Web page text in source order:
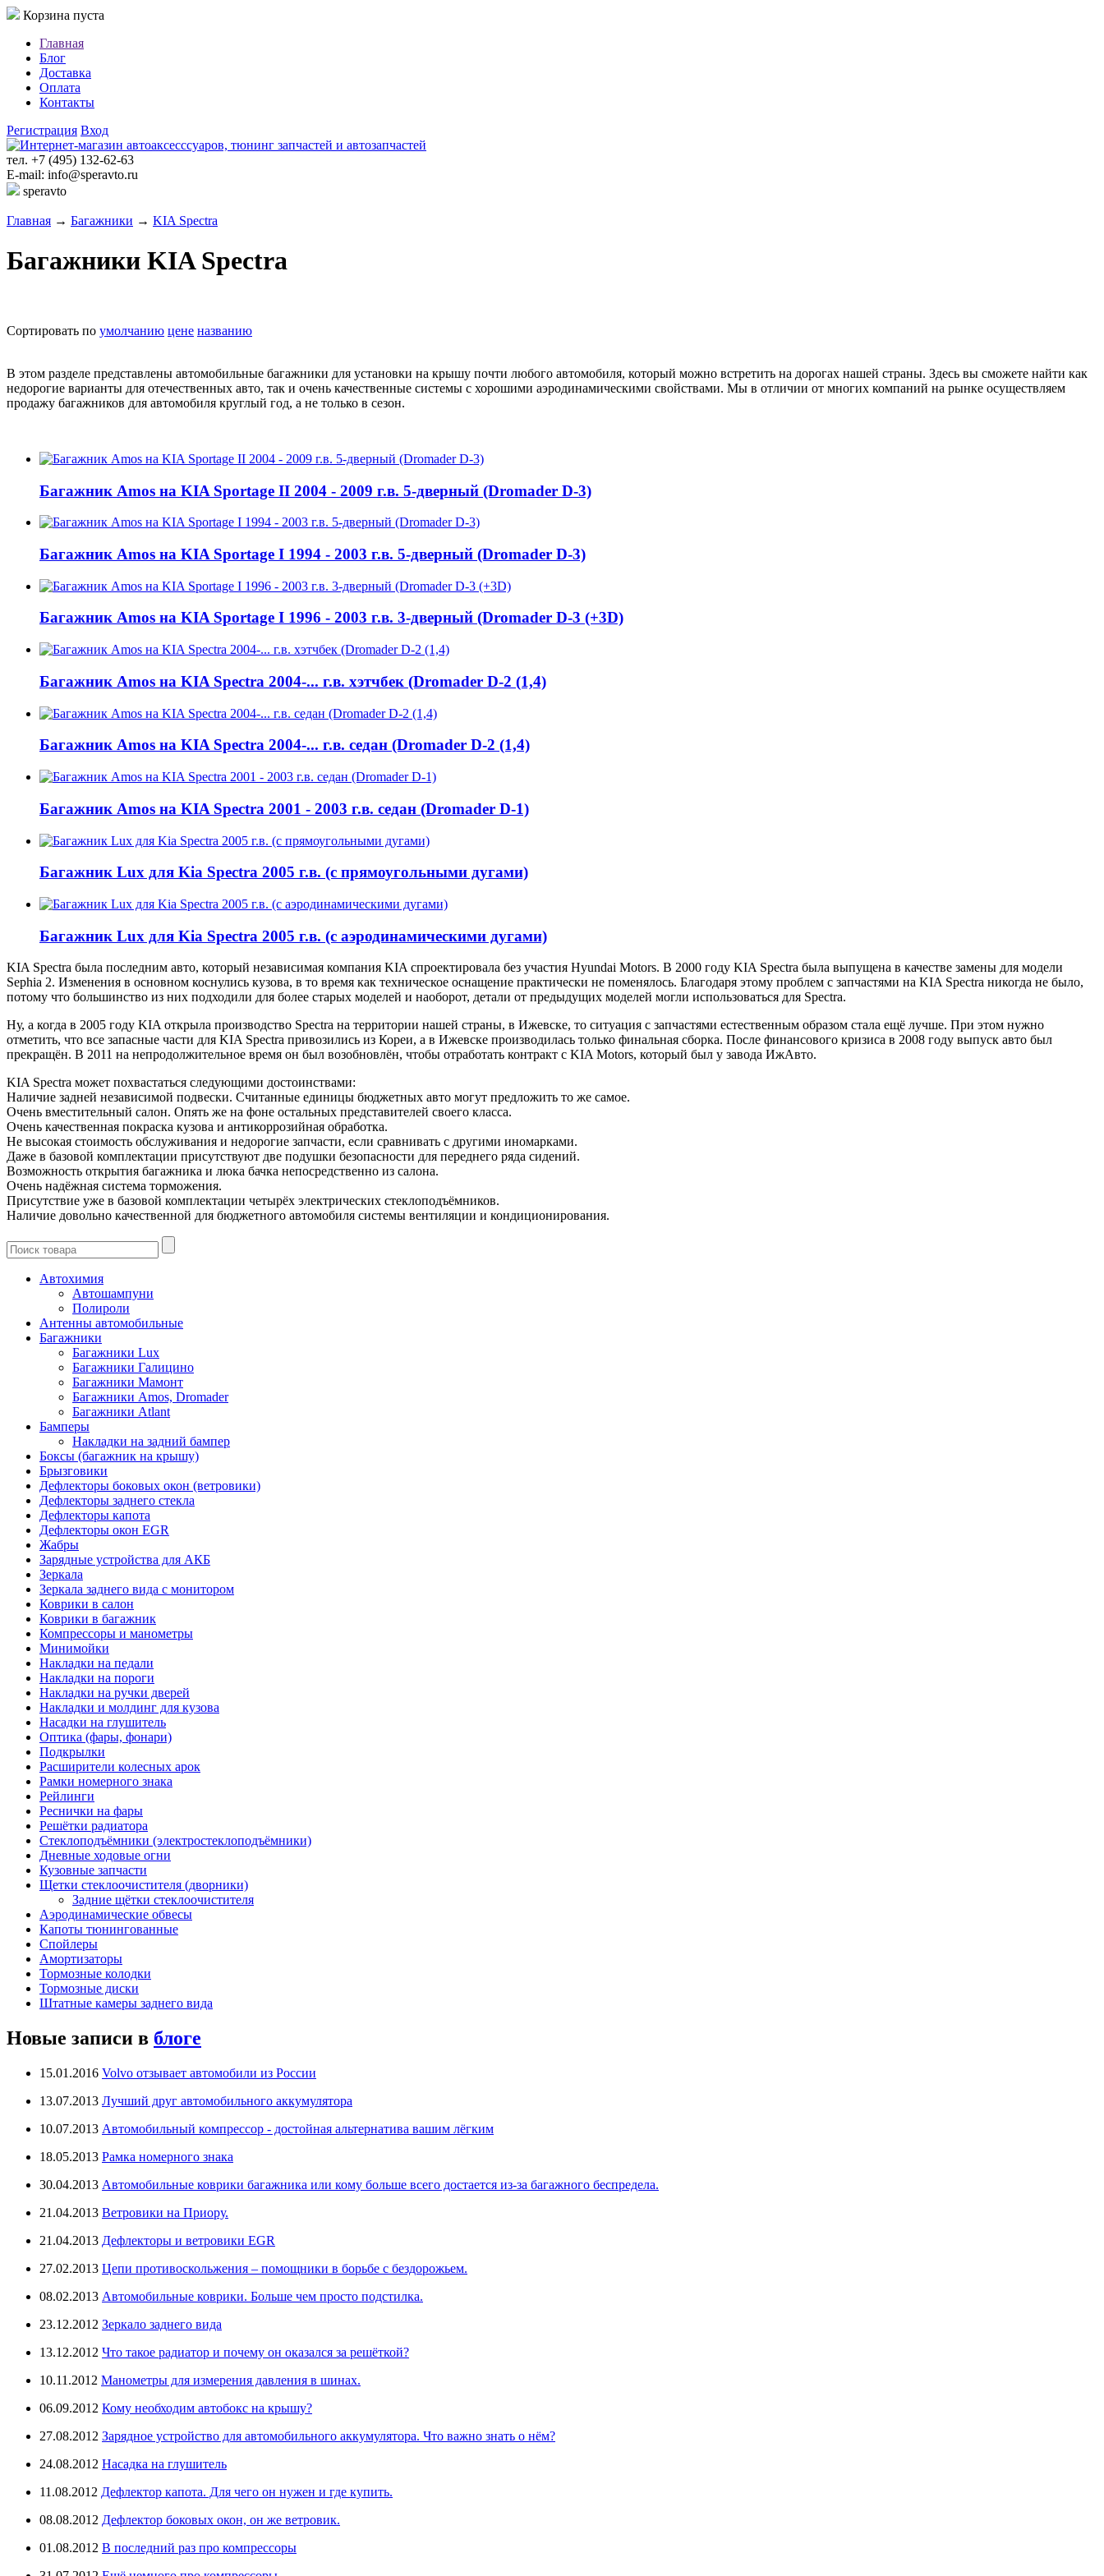
Корзина пуста
Главная
Блог
Доставка
Оплата
Контакты
Регистрация Вход
тел. +7 (495) 132-62-63
E-mail: info@speravto.ru
speravto
Главная → Багажники → KIA Spectra
Багажники KIA Spectra
Сортировать по умолчанию цене названию
В этом разделе представлены автомобильные багажники для установки на крышу почти любого автомобиля, который можно встретить на дорогах нашей страны. Здесь вы сможете найти как
недорогие варианты для отечественных авто, так и очень качественные системы с хорошими аэродинамическими свойствами. Мы в отличии от многих компаний на рынке осуществляем
продажу багажников для автомобиля круглый год, а не только в сезон.
Багажник Amos на KIA Sportage II 2004 - 2009 г.в. 5-дверный (Dromader D-3)
Багажник Amos на KIA Sportage I 1994 - 2003 г.в. 5-дверный (Dromader D-3)
Багажник Amos на KIA Sportage I 1996 - 2003 г.в. 3-дверный (Dromader D-3 (+3D)
Багажник Amos на KIA Spectra 2004-... г.в. хэтчбек (Dromader D-2 (1,4)
Багажник Amos на KIA Spectra 2004-... г.в. седан (Dromader D-2 (1,4)
Багажник Amos на KIA Spectra 2001 - 2003 г.в. седан (Dromader D-1)
Багажник Lux для Kia Spectra 2005 г.в. (с прямоугольными дугами)
Багажник Lux для Kia Spectra 2005 г.в. (с аэродинамическими дугами)
KIA Spectra была последним авто, который независимая компания KIA спроектировала без участия Hyundai Motors. В 2000 году KIA Spectra была выпущена в качестве замены для модели
Sephia 2. Изменения в основном коснулись кузова, в то время как техническое оснащение практически не поменялось. Благодаря этому проблем с запчастями на KIA Spectra никогда не было,
потому что большинство из них подходили для более старых моделей и наоборот, детали от предыдущих моделей могли использоваться для Spectra.
Ну, а когда в 2005 году KIA открыла производство Spectra на территории нашей страны, в Ижевске, то ситуация с запчастями естественным образом стала ещё лучше. При этом нужно
отметить, что все запасные части для KIA Spectra привозились из Кореи, а в Ижевске производилась только финальная сборка. После финансового кризиса в 2008 году выпуск авто был
прекращён. В 2011 на непродолжительное время он был возобновлён, чтобы отработать контракт с KIA Motors, который был у завода ИжАвто.
KIA Spectra может похвастаться следующими достоинствами:
Наличие задней независимой подвески. Считанные единицы бюджетных авто могут предложить то же самое.
Очень вместительный салон. Опять же на фоне остальных представителей своего класса.
Очень качественная покраска кузова и антикоррозийная обработка.
Не высокая стоимость обслуживания и недорогие запчасти, если сравнивать с другими иномарками.
Даже в базовой комплектации присутствуют две подушки безопасности для переднего ряда сидений.
Возможность открытия багажника и люка бачка непосредственно из салона.
Очень надёжная система торможения.
Присутствие уже в базовой комплектации четырёх электрических стеклоподъёмников.
Наличие довольно качественной для бюджетного автомобиля системы вентиляции и кондиционирования.
Автохимия
Автошампуни
Полироли
Антенны автомобильные
Багажники
Багажники Lux
Багажники Галицино
Багажники Мамонт
Багажники Amos, Dromader
Багажники Atlant
Бамперы
Накладки на задний бампер
Боксы (багажник на крышу)
Брызговики
Дефлекторы боковых окон (ветровики)
Дефлекторы заднего стекла
Дефлекторы капота
Дефлекторы окон EGR
Жабры
Зарядные устройства для АКБ
Зеркала
Зеркала заднего вида с монитором
Коврики в салон
Коврики в багажник
Компрессоры и манометры
Минимойки
Накладки на педали
Накладки на пороги
Накладки на ручки дверей
Накладки и молдинг для кузова
Насадки на глушитель
Оптика (фары, фонари)
Подкрылки
Расширители колесных арок
Рамки номерного знака
Рейлинги
Реснички на фары
Решётки радиатора
Стеклоподъёмники (электростеклоподъёмники)
Дневные ходовые огни
Кузовные запчасти
Щетки стеклоочистителя (дворники)
Задние щётки стеклоочистителя
Аэродинамические обвесы
Капоты тюнингованные
Спойлеры
Амортизаторы
Тормозные колодки
Тормозные диски
Штатные камеры заднего вида
Новые записи в блоге
15.01.2016 Volvo отзывает автомобили из России
13.07.2013 Лучший друг автомобильного аккумулятора
10.07.2013 Автомобильный компрессор - достойная альтернатива вашим лёгким
18.05.2013 Рамка номерного знака
30.04.2013 Автомобильные коврики багажника или кому больше всего достается из-за багажного беспредела.
21.04.2013 Ветровики на Приору.
21.04.2013 Дефлекторы и ветровики EGR
27.02.2013 Цепи противоскольжения – помощники в борьбе с бездорожьем.
08.02.2013 Автомобильные коврики. Больше чем просто подстилка.
23.12.2012 Зеркало заднего вида
13.12.2012 Что такое радиатор и почему он оказался за решёткой?
10.11.2012 Манометры для измерения давления в шинах.
06.09.2012 Кому необходим автобокс на крышу?
27.08.2012 Зарядное устройство для автомобильного аккумулятора. Что важно знать о нём?
24.08.2012 Насадка на глушитель
11.08.2012 Дефлектор капота. Для чего он нужен и где купить.
08.08.2012 Дефлектор боковых окон, он же ветровик.
01.08.2012 В последний раз про компрессоры